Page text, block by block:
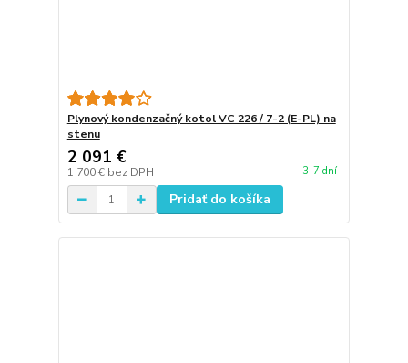
Plynový kondenzačný kotol VC 226 / 7-2 (E-PL) na
stenu
2 091 €
1 700 € bez DPH 3-7 dní
Pridať do košíka